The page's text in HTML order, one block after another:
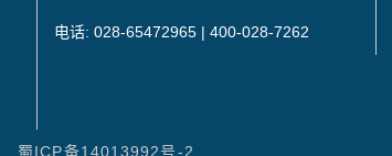
电话: 028-65472965 | 400-028-7262
蜀ICP备14013992号-2